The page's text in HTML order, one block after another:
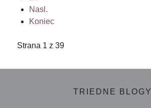
Nasl.
Koniec
Strana 1 z 39
TRIEDNE BLOGY